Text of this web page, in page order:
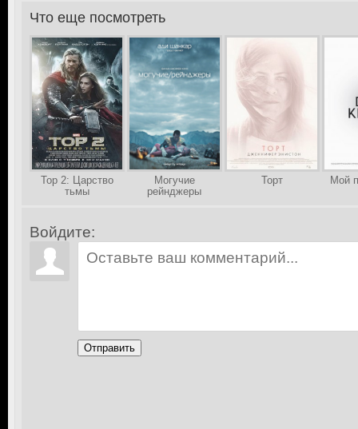
>Что еще посмотреть
Тор 2: Царство
тьмы
Могучие
рейнджеры
Торт Мой
Войдите:
Отправить